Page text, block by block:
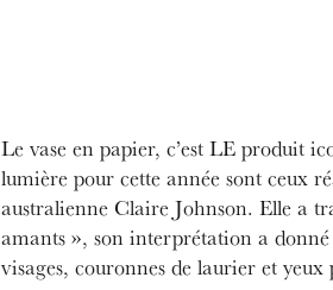
Le vase en papier, c’est LE produit
lumière pour cette année sont ceux
australienne Claire Johnson. Elle a
amants », son interprétation a
visages, couronnes de laurier et yeux